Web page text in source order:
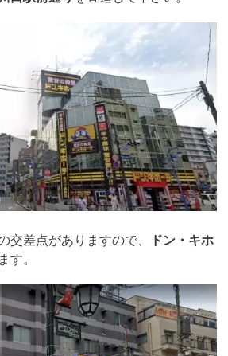
交差点がありますので、
ドン・キホ
す。